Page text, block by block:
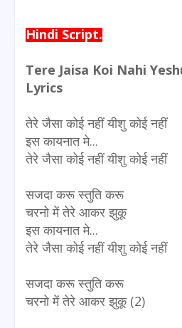
Hindi Script.
Tere Jaisa Koi Nahi
Lyrics
तेरे जैसा कोई नहीं यीशु कोई नहीं
इस कायनात मे...
तेरे जैसा कोई नहीं यीशु कोई नहीं
सजदा करू स्तुति करू
चरनो में तेरे आकर झुकू
इस कायनात मे...
तेरे जैसा कोई नहीं यीशु कोई नहीं
सजदा करू स्तुति करू
चरनो में तेरे आकर झुकू (2)